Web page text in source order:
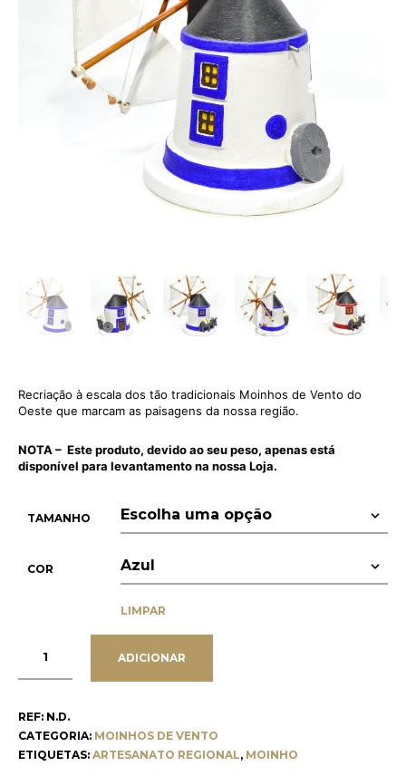
Recriação à escala dos tão tradicionais Moinhos de Vento do
Oeste que marcam as paisagens da nossa região.
NOTA – Este produto, devido ao seu peso, apenas está
disponível para levantamento na nossa Loja.
TAMANHO
COR
LIMPAR
ADICIONAR
REF: N.D.
CATEGORIA: MOINHOS DE VENTO
ETIQUETAS: ARTESANATO REGIONAL, MOINHO